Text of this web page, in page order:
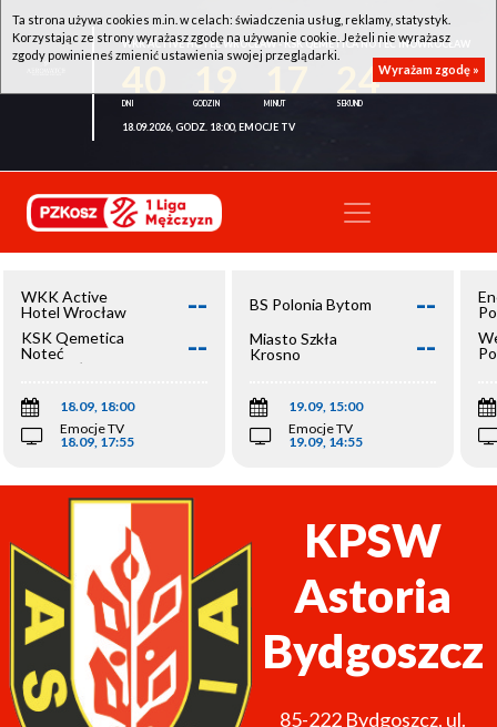
WKK ACTIVE HOTEL WROCŁAW - KSK QEMETICA NOTEĆ INOWROCŁAW
23
18.09.2026, GODZ. 18:00, EMOCJE TV
WKK Active
Hotel Wrocław
--
KSK Qemetica
Noteć
Inowrocław
--
18.09, 18:00
Emocje TV
18.09, 17:55
BS Polonia Bytom --
Miasto Szkła
Krosno
--
19.09, 15:00
Emocje TV
19.09, 14:55
KPSW
Astoria
Bydgoszcz
85-222 Bydgoszcz, ul.
Ta strona używa cookies m.in. w celach: świadczenia usług, reklamy, statystyk.
Korzystając ze strony wyrażasz zgodę na używanie cookie. Jeżeli nie wyrażasz
zgody powinieneś zmienić ustawienia swojej przeglądarki.
Wyrażam zgodę »